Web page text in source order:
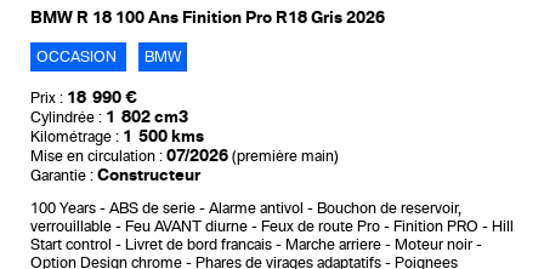
BMW R 18 100 Ans Finition Pro R18 Gris 2026
OCCASION BMW
Prix : 18 990 €
Cylindrée : 1 802 cm3
Kilométrage : 1 500 kms
Mise en circulation : 07/2026 (première main)
Garantie : Constructeur
100 Years ABS de serie Alarme antivol
Bouchon de reservoir,
verrouillable
Feu AVANT diurne Feux de route Pro Finition PRO
Hill
Start control
Livret de bord francais Marche arriere
Moteur noir
Option Design chrome
Phares de virages adaptatifs
Poignees